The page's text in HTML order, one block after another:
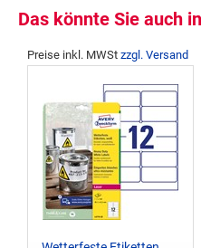
Das könnte Sie auch
Preise inkl. MWSt zzgl. Versand